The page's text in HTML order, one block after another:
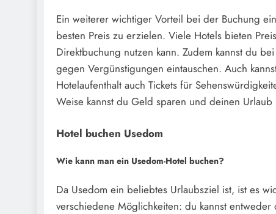
Ein weiterer wichtiger Vorteil bei der Buchung
besten Preis zu erzielen. Viele Hotels bieten
Direktbuchung nutzen kann. Zudem kannst du
gegen Vergünstigungen eintauschen. Auch
Hotelaufenthalt auch Tickets für
Weise kannst du Geld sparen und deinen Urlaub
Hotel buchen Usedom
Wie kann man ein Usedom-Hotel buchen?
Da Usedom ein beliebtes Urlaubsziel ist, ist es
verschiedene Möglichkeiten: du kannst